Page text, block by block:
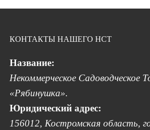
КОНТАКТЫ НАШЕГО НСТ
Название:
Некоммерческое Садоводческое
«Рябинушка».
Юридический адрес:
156012, Костромская область,